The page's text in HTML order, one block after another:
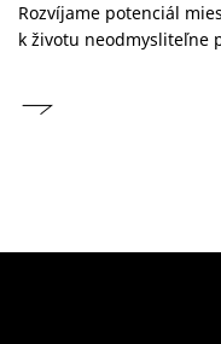
Rozvíjame potenciál
k životu neodmysliteľne